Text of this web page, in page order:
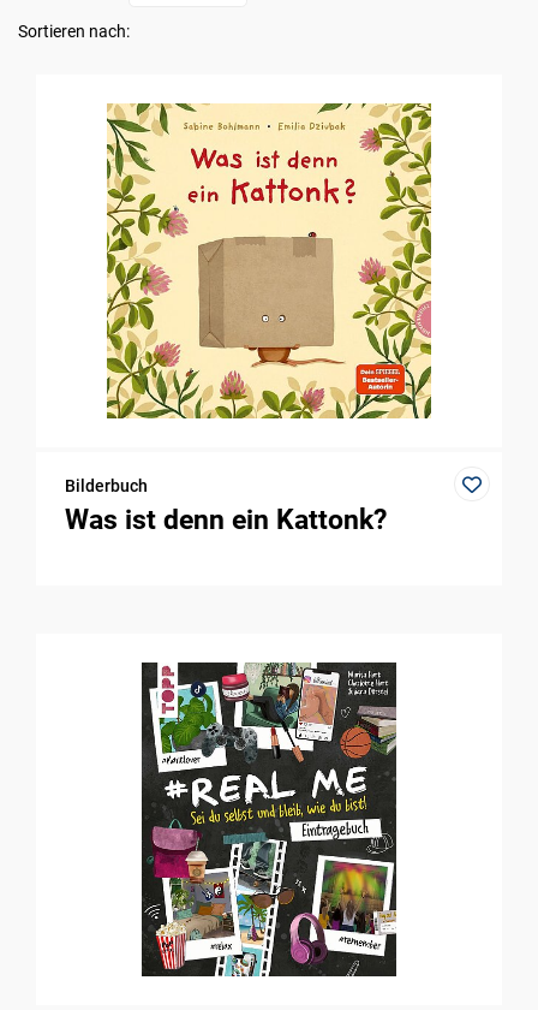
Sortieren nach:
Bilderbuch
Was ist denn ein Kattonk?